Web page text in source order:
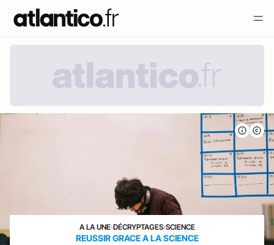
A LA UNE›DÉCRYPTAGES›SCIENCE
REUSSIR GRACE A LA SCIENCE